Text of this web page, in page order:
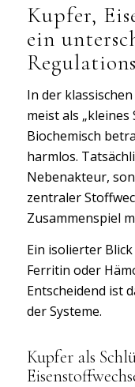
Kupfer,
ein
In der
meist als
Biochemisch
harmlos.
Nebenakteur,
zentraler
Zusammenspiel
Ein isolierter
Ferritin oder
Entscheidend ist
der Systeme.
Kupfer als